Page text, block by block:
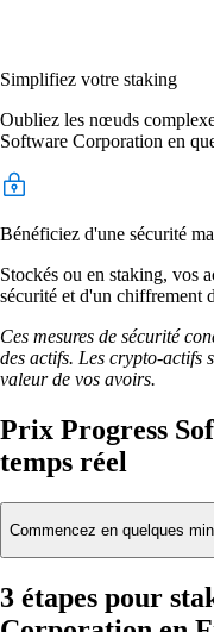
Simplifiez votre staking
Oubliez les nœuds
Software Corporation en
Bénéficiez d'une sécurité
Stockés ou en staking, vos
sécurité et d'un chiffrement
Ces mesures de sécurité
des actifs. Les crypto-actifs
valeur de vos avoirs.
Prix Progress
temps réel
Commencez en quelques
3 étapes pour